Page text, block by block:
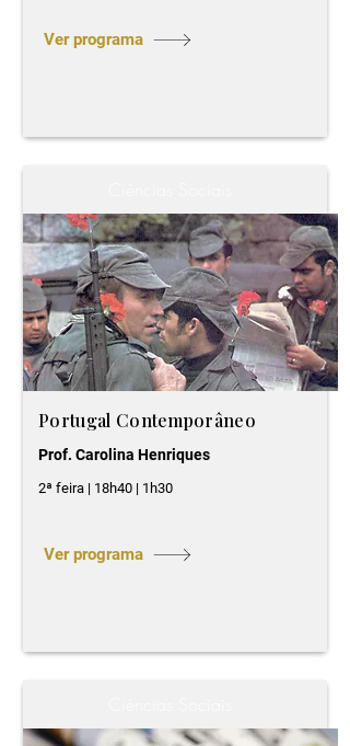
Ver programa
Portugal Contemporâneo
Prof. Carolina Henriques
2ª feira | 18h40 | 1h30
Ver programa